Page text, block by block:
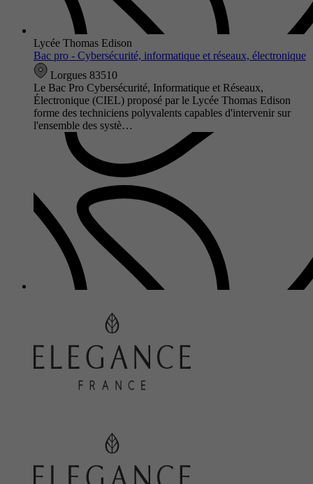
Lycée Thomas Edison
Bac pro - Cybersécurité, informatique et réseaux, électronique
Lorgues 83510
Le Bac Pro Cybersécurité, Informatique et Réseaux,
Électronique (CIEL) proposé par le Lycée Thomas Edison
forme des techniciens polyvalents capables d'intervenir sur
l'ensemble des systè…